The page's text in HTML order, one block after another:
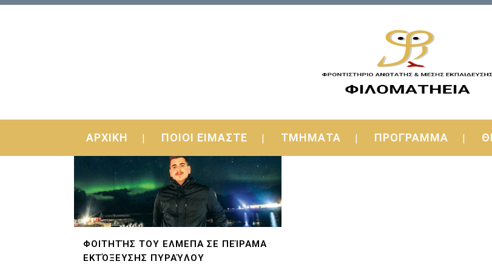
ΑΡΧΙΚΗ ΠΟΙΟΙ ΕΙΜΑΣΤΕ ΤΜΗΜΑΤΑ ΠΡΟΓΡΑΜΜΑ
ΦΟΙΤΗΤΉΣ ΤΟΥ ΕΛΜΕΠΑ ΣΕ ΠΕΊΡΑΜΑ
ΕΚΤΌΞΕΥΣΗΣ ΠΥΡΑΎΛΟΥ